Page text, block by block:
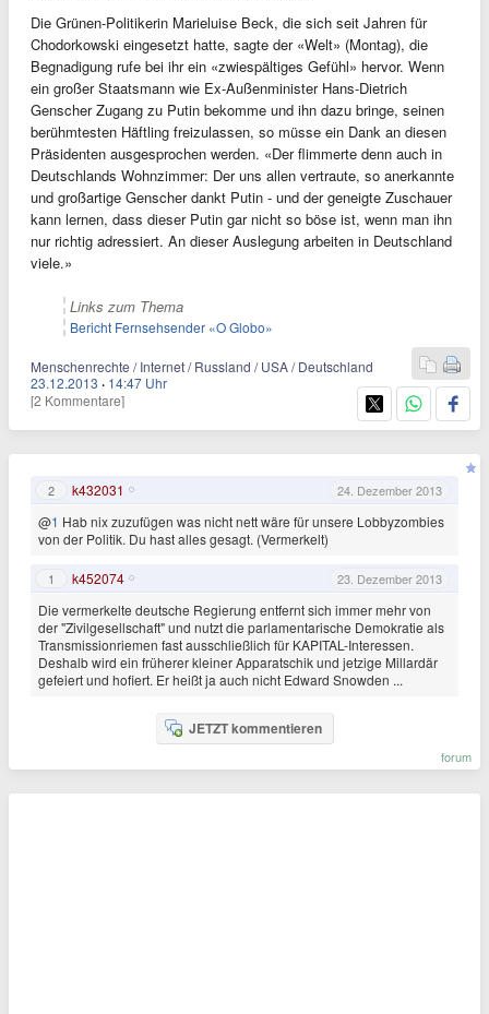
Die Grünen-Politikerin Marieluise Beck, die sich seit Jahren für
Chodorkowski eingesetzt hatte, sagte der «Welt» (Montag), die
Begnadigung rufe bei ihr ein «zwiespältiges Gefühl» hervor. Wenn
ein großer Staatsmann wie Ex-Außenminister Hans-Dietrich
Genscher Zugang zu Putin bekomme und ihn dazu bringe, seinen
berühmtesten Häftling freizulassen, so müsse ein Dank an diesen
Präsidenten ausgesprochen werden. «Der flimmerte denn auch in
Deutschlands Wohnzimmer: Der uns allen vertraute, so anerkannte
und großartige Genscher dankt Putin - und der geneigte Zuschauer
kann lernen, dass dieser Putin gar nicht so böse ist, wenn man ihn
nur richtig adressiert. An dieser Auslegung arbeiten in Deutschland
viele.»
Links zum Thema
Bericht Fernsehsender «O Globo»
Menschenrechte / Internet / Russland / USA / Deutschland
23.12.2013 · 14:47 Uhr
[2 Kommentare]
2 k432031 24. Dezember 2013
@1 Hab nix zuzufügen was nicht nett wäre für unsere Lobbyzombies
von der Politik. Du hast alles gesagt. (Vermerkelt)
1 k452074 23. Dezember 2013
Die vermerkelte deutsche Regierung entfernt sich immer mehr von
der "Zivilgesellschaft" und nutzt die parlamentarische Demokratie als
Transmissionriemen fast ausschließlich für KAPITAL-Interessen.
Deshalb wird ein früherer kleiner Apparatschik und jetzige Millardär
gefeiert und hofiert. Er heißt ja auch nicht Edward Snowden ...
JETZT kommentieren
forum